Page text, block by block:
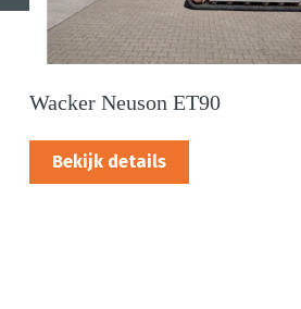
Wacker Neuson ET90
Bekijk details